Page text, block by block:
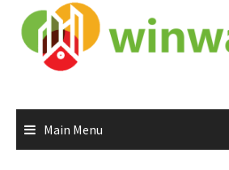
content
Main Menu